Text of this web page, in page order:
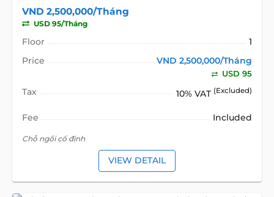
VND 2,500,000/Tháng
USD 95/Tháng
Floor
1
Price
VND 2,500,000/Tháng
USD 95
Tax 10% VAT (Excluded)
Fee Included
Chỗ ngồi cố định
VIEW DETAIL